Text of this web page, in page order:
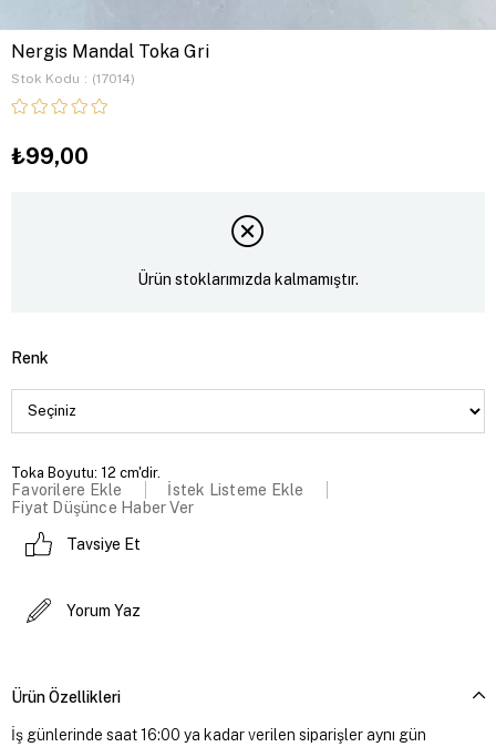
Nergis Mandal Toka Gri
Stok Kodu (17014)
₺99,00
Ürün stoklarımızda kalmamıştır.
Renk
Toka Boyutu: 12 cm'dir.
Favorilere Ekle
İstek Listeme Ekle
Fiyat Düşünce Haber Ver
Tavsiye Et
Yorum Yaz
Ürün Özellikleri
İş günlerinde saat 16:00 ya kadar verilen siparişler aynı gün